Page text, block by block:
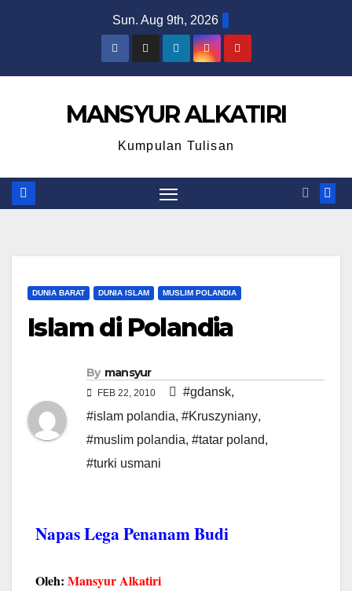
Sun. Aug 9th, 2026
MANSYUR ALKATIRI
Kumpulan Tulisan
DUNIA BARAT DUNIA ISLAM MUSLIM POLANDIA
Islam di Polandia
By mansyur
FEB 22, 2010 #gdansk,
#islam polandia, #Kruszyniany,
#muslim polandia, #tatar poland,
#turki usmani
Napas Lega Penanam Budi
Oleh: Mansyur Alkatiri